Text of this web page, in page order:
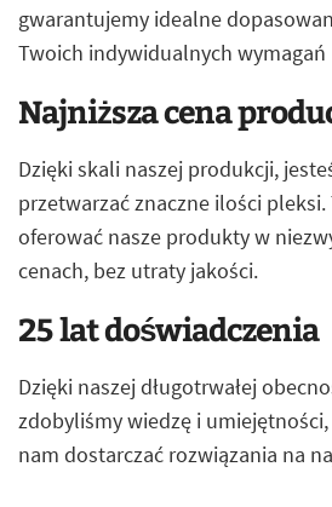
gwarantujemy idealne
Twoich indywidualnych wymagań
Najniższa cena
Dzięki skali naszej produkcji,
przetwarzać znaczne ilości
oferować nasze produkty w
cenach, bez utraty jakości.
25 lat doświadczenia
Dzięki naszej długotrwałej
zdobyliśmy wiedzę i
nam dostarczać rozwiązania na